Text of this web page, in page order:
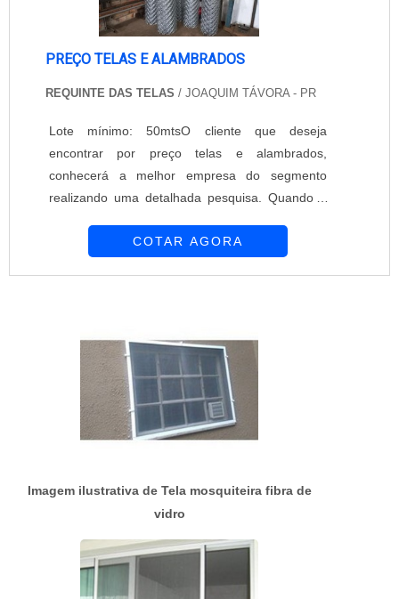
PREÇO TELAS E ALAMBRADOS
REQUINTE DAS TELAS / JOAQUIM TÁVORA - PR
Lote mínimo: 50mtsO cliente que deseja
encontrar por preço telas e alambrados,
conhecerá a melhor empresa do segmento
realizando uma detalhada pesquisa. Quando o
melhor mão de obra da Requinte das Telas
demonstrar competência e ex...
COTAR AGORA
Imagem ilustrativa de Tela mosquiteira fibra de
vidro